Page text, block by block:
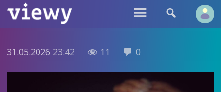
 
31.05.2026 23:42  11  0